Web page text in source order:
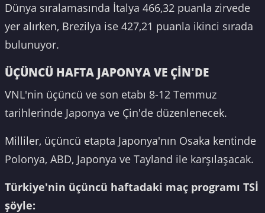
Dünya sıralamasında İtalya 466,32 puanla zirvede
yer alırken, Brezilya ise 427,21 puanla ikinci sırada
bulunuyor.
ÜÇÜNCÜ HAFTA JAPONYA VE ÇİN'DE
VNL'nin üçüncü ve son etabı 8-12 Temmuz
tarihlerinde Japonya ve Çin'de düzenlenecek.
Milliler, üçüncü etapta Japonya'nın Osaka kentinde
Polonya, ABD, Japonya ve Tayland ile karşılaşacak.
Türkiye'nin üçüncü haftadaki maç programı TSİ
şöyle: